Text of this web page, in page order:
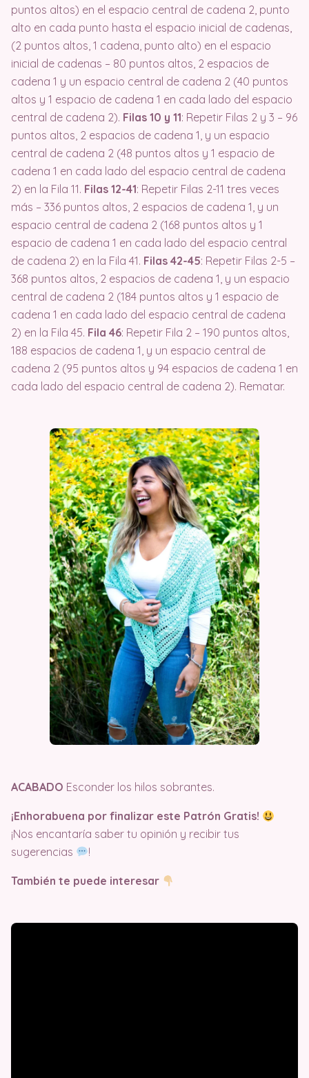
puntos altos) en el espacio central de cadena 2, punto
alto en cada punto hasta el espacio inicial de cadenas,
(2 puntos altos, 1 cadena, punto alto) en el espacio
inicial de cadenas – 80 puntos altos, 2 espacios de
cadena 1 y un espacio central de cadena 2 (40 puntos
altos y 1 espacio de cadena 1 en cada lado del espacio
central de cadena 2). Filas 10 y 11: Repetir Filas 2 y 3 – 96
puntos altos, 2 espacios de cadena 1, y un espacio
central de cadena 2 (48 puntos altos y 1 espacio de
cadena 1 en cada lado del espacio central de cadena
2) en la Fila 11. Filas 12-41: Repetir Filas 2-11 tres veces
más – 336 puntos altos, 2 espacios de cadena 1, y un
espacio central de cadena 2 (168 puntos altos y 1
espacio de cadena 1 en cada lado del espacio central
de cadena 2) en la Fila 41. Filas 42-45: Repetir Filas 2-5 –
368 puntos altos, 2 espacios de cadena 1, y un espacio
central de cadena 2 (184 puntos altos y 1 espacio de
cadena 1 en cada lado del espacio central de cadena
2) en la Fila 45. Fila 46: Repetir Fila 2 – 190 puntos altos,
188 espacios de cadena 1, y un espacio central de
cadena 2 (95 puntos altos y 94 espacios de cadena 1 en
cada lado del espacio central de cadena 2). Rematar.
ACABADO Esconder los hilos sobrantes.
¡Enhorabuena por finalizar este Patrón Gratis!
¡Nos encantaría saber tu opinión y recibir tus
sugerencias
!
También te puede interesar